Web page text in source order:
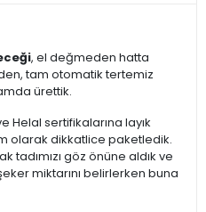
, el değmeden hatta
tam otomatik tertemiz
ürettik.
Helal sertifikalarına layık
olarak dikkatlice paketledik.
tadımızı göz önüne aldık ve
miktarını belirlerken buna